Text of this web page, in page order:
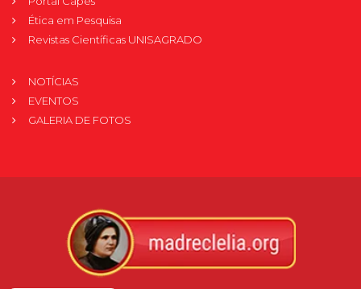
Ética em Pesquisa
Revistas Científicas UNISAGRADO
NOTÍCIAS
EVENTOS
GALERIA DE FOTOS